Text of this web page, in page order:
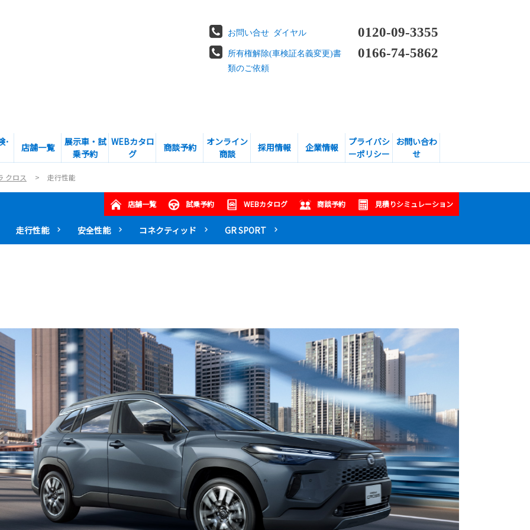
お問い合せ ダイヤル 0120-09-3355
所有権解除(車検証名義変更)書
類のご依頼
0166-74-5862
･ 店舗一覧
展示車・試
乗予約
WEBカタロ
グ
商談予約
オンライン
商談
採用情報 企業情報
プライバシ
ーポリシー
お問い合わ
せ
クロス 走行性能
店舗一覧 試乗予約 WEBカタログ 商談予約 見積りシミュレーション
走行性能 安全性能 コネクティッド GR SPORT